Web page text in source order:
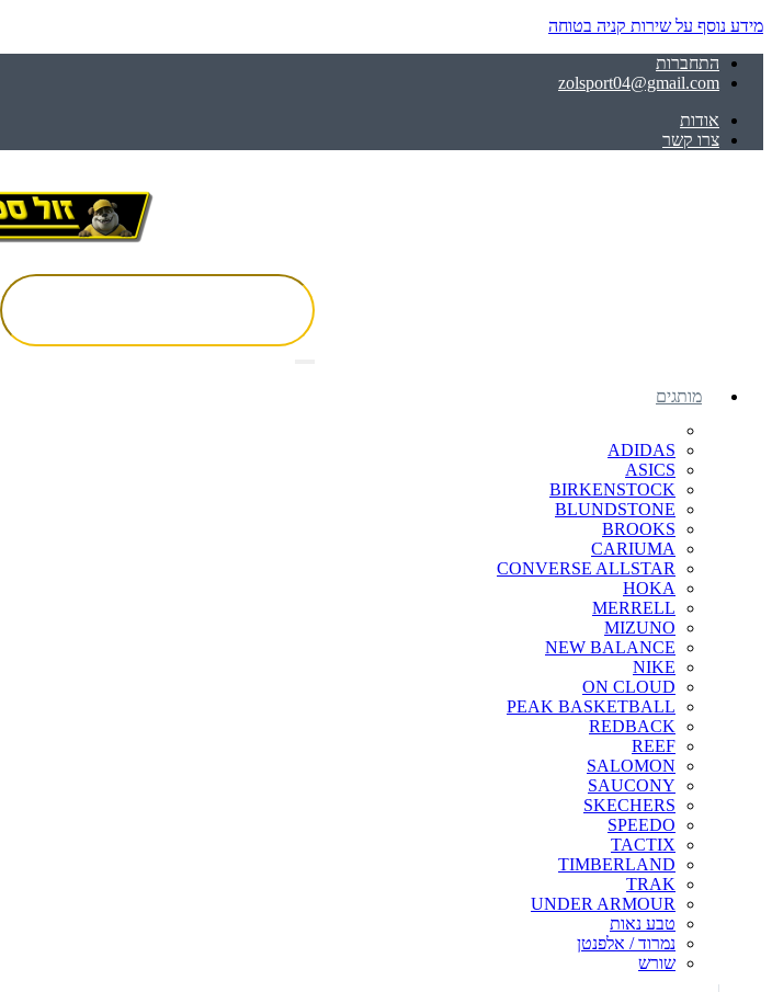
מידע נוסף על שירות קניה בטוחה
התחברות
zolsport04@gmail.com
אודות
צרו קשר
מותגים
ADIDAS
ASICS
BIRKENSTOCK
BLUNDSTONE
BROOKS
CARIUMA
CONVERSE ALLSTAR
HOKA
MERRELL
MIZUNO
NEW BALANCE
NIKE
ON CLOUD
PEAK BASKETBALL
REDBACK
REEF
SALOMON
SAUCONY
SKECHERS
SPEEDO
TACTIX
TIMBERLAND
TRAK
UNDER ARMOUR
טבע נאות
נמרוד / אלפנטן
שורש